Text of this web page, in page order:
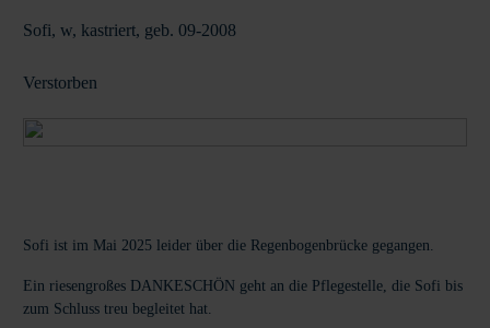
Sofi, w, kastriert, geb. 09-2008
Verstorben
Sofi ist im Mai 2025 leider über die Regenbogenbrücke gegangen.
Ein riesengroßes DANKESCHÖN geht an die Pflegestelle, die Sofi bis
zum Schluss treu begleitet hat.